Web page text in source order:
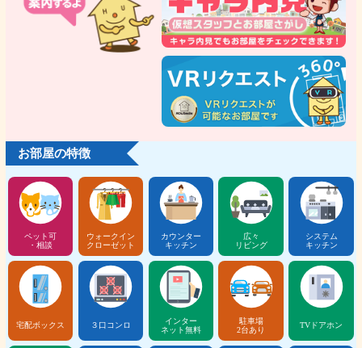
お部屋の特徴
ペット可
・相談
ウォークイン
クローゼット
カウンター
キッチン
広々
リビング
システム
キッチン
宅配ボックス ３口コンロ
インター
ネット無料
駐車場
2台あり
TVドアホン